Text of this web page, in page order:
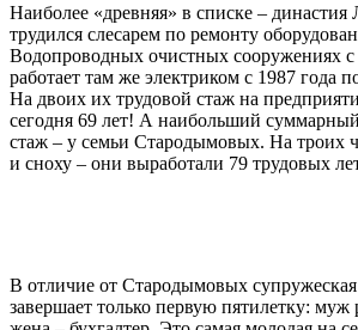
Наиболее «древняя» в списке –
трудился слесарем по ремонту
Водопроводных очистных сооружениях с
работает там же электриком с 1987 года
На двоих их трудовой стаж на
сегодня 69 лет! А наибольший
стаж – у семьи Стародымовых. На троих
и сноху – они выработали 79 трудовых
В отличие от Стародымовых
завершает только первую пятилетку: муж